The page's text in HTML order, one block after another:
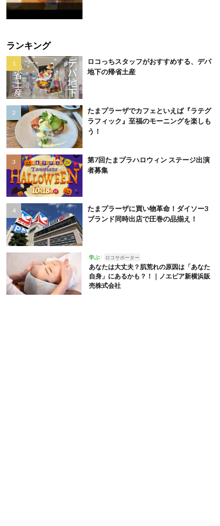
ランキング
ロコっちスタッフがおすすめする、デパ
地下の帰省土産
たまプラーザでカフェといえば『ラテグ
ラフィック』至福のモーニングを楽しも
う！
第7回たまプラハロウィン ステージ出演
者募集
たまプラーザに買い物革命！ダイソー3
ブランド同時出店で圧巻の品揃え！
学ぶ ロコサポーター
あなたは大丈夫？肌荒れの原因は「あなた
自身」にあるかも？！｜ノエビア新横浜販
売株式会社